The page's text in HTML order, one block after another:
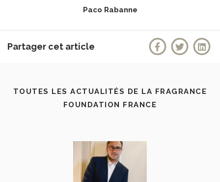
Paco Rabanne
Partager cet article
TOUTES LES ACTUALITÉS DE LA FRAGRANCE
FOUNDATION FRANCE